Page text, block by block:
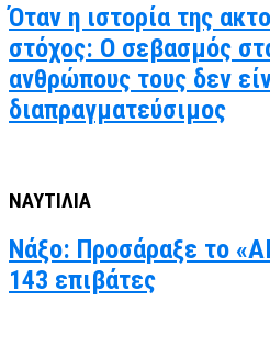
Όταν η ιστορία της
στόχος: Ο σεβασμός
ανθρώπους τους δεν
διαπραγματεύσιμος
ΝΑΥΤΙΛΙΑ
Νάξο: Προσάραξε το
143 επιβάτες